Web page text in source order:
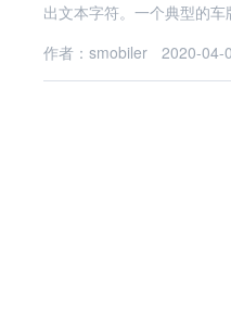
出文本字符。一个典型的
作者：smobiler
2020-04-